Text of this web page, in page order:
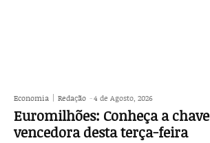
Economia Redação -4 de Agosto, 2026
Euromilhões: Conheça a chave
vencedora desta terça-feira